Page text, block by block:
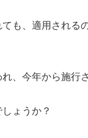
も、適用される
、今年から施行
ょうか？